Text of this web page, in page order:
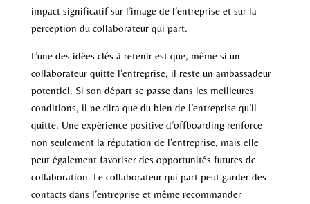
impact significatif sur l’image de l’entreprise et sur la
perception du collaborateur qui part.
L’une des idées clés à retenir est que, même si un
collaborateur quitte l’entreprise, il reste un ambassadeur
potentiel. Si son départ se passe dans les meilleures
conditions, il ne dira que du bien de l’entreprise qu’il
quitte. Une expérience positive d’offboarding renforce
non seulement la réputation de l’entreprise, mais elle
peut également favoriser des opportunités futures de
collaboration. Le collaborateur qui part peut garder des
contacts dans l’entreprise et même recommander